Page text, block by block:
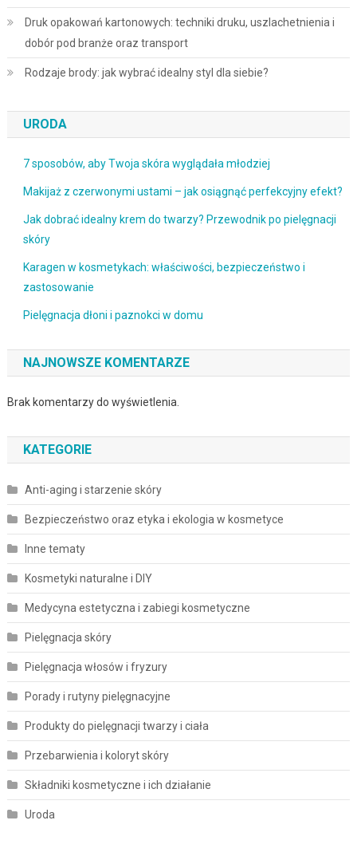
Druk opakowań kartonowych: techniki druku, uszlachetnienia i
dobór pod branże oraz transport
Rodzaje brody: jak wybrać idealny styl dla siebie?
URODA
7 sposobów, aby Twoja skóra wyglądała młodziej
Makijaż z czerwonymi ustami – jak osiągnąć perfekcyjny efekt?
Jak dobrać idealny krem do twarzy? Przewodnik po pielęgnacji
skóry
Karagen w kosmetykach: właściwości, bezpieczeństwo i
zastosowanie
Pielęgnacja dłoni i paznokci w domu
NAJNOWSZE KOMENTARZE
Brak komentarzy do wyświetlenia.
KATEGORIE
Anti-aging i starzenie skóry
Bezpieczeństwo oraz etyka i ekologia w kosmetyce
Inne tematy
Kosmetyki naturalne i DIY
Medycyna estetyczna i zabiegi kosmetyczne
Pielęgnacja skóry
Pielęgnacja włosów i fryzury
Porady i rutyny pielęgnacyjne
Produkty do pielęgnacji twarzy i ciała
Przebarwienia i koloryt skóry
Składniki kosmetyczne i ich działanie
Uroda